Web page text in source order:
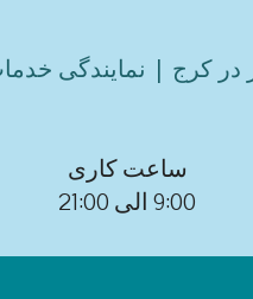
در کرج | نمایندگی
ساعت کاری
9:00 الی 21:00